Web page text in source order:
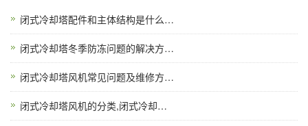
闭式冷却塔配件和主体结构是什么…
闭式冷却塔冬季防冻问题的解决方…
闭式冷却塔风机常见问题及维修方…
闭式冷却塔风机的分类,闭式冷却…